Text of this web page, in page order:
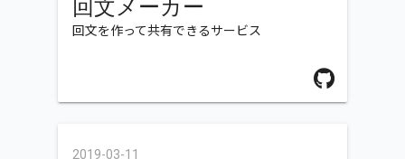
回文メーカー
回文を作って共有できるサービス
2019-03-11